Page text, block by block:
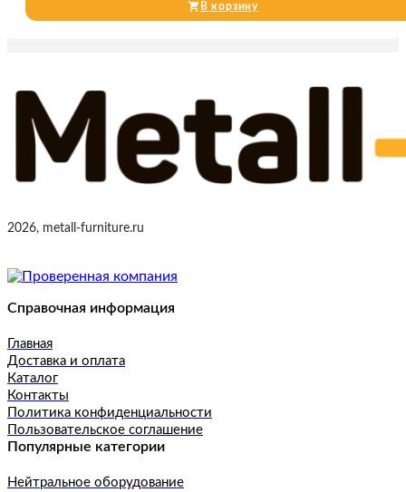
В корзину
2026, metall-furniture.ru
Справочная информация
Главная
Доставка и оплата
Каталог
Контакты
Политика конфиденциальности
Пользовательское соглашение
Популярные категории
Нейтральное оборудование